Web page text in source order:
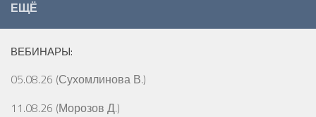
ЕЩЁ
ВЕБИНАРЫ:
05.08.26 (Сухомлинова В.)
11.08.26 (Морозов Д.)